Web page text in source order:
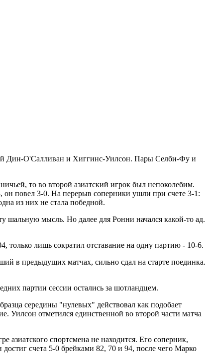
Дин-О'Салливан и Хиггинс-Уилсон. Пары Селби-Фу и
то во второй азиатский игрок был непоколебим.
он повел 3-0. На перерыв соперники ушли при счете 3-1:
из них не стала победной.
шальную мысль. Но далее для Ронни начался какой-то ад.
только лишь сократил отставание на одну партию - 10-6.
в предыдущих матчах, сильно сдал на старте поединка.
партии сессии остались за шотландцем.
середины "нулевых" действовал как подобает
Уилсон отметился единственной во второй части матча
азиатского спортсмена не находится. Его соперник,
счета 5-0 брейками 82, 70 и 94, после чего Марко